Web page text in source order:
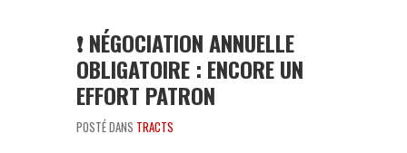
❗️ NÉGOCIATION ANNUELLE
OBLIGATOIRE : ENCORE UN
EFFORT PATRON
POSTÉ DANS TRACTS